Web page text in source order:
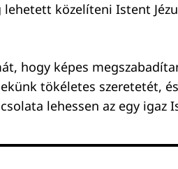
lehetett közelíteni Istent
hogy képes
tökéletes szeretetét,
lehessen az egy igaz